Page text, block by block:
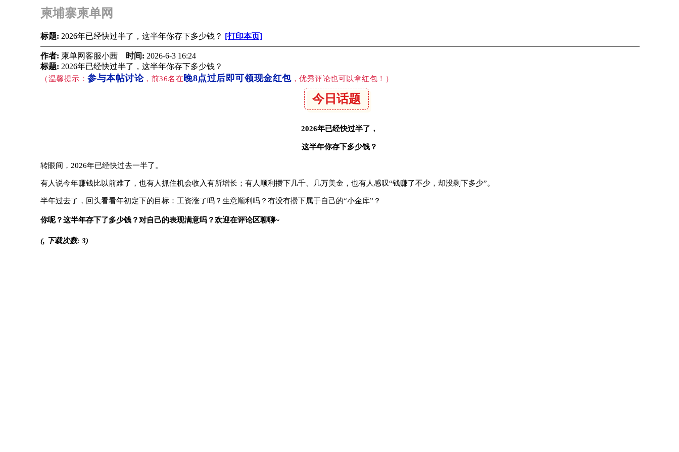
柬埔寨柬单网
标题: 2026年已经快过半了，这半年你存下多少钱？ [打印本页]
作者: 柬单网客服小茜 时间: 2026-6-3 16:24
标题: 2026年已经快过半了，这半年你存下多少钱？
（温馨提示：参与本帖讨论，前36名在晚8点过后即可领现金红包，优秀评论也可以拿红包！）
今日话题
2026年已经快过半了，
这半年你存下多少钱？
转眼间，2026年已经快过去一半了 。
有人说今年赚钱比以前难了，也有人抓住机会收入有所增长；有人顺利攒下几千、几万美金，也有人感叹“钱赚了不少，却没剩下多少”。
半年过去了，回头看看年初定下的目标：工资涨了吗？生意顺利吗？有没有攒下属于自己的“小金库”？
你呢？这半年存下了多少钱？对自己的表现满意吗？欢迎在评论区聊聊~
(, 下载次数: 3)